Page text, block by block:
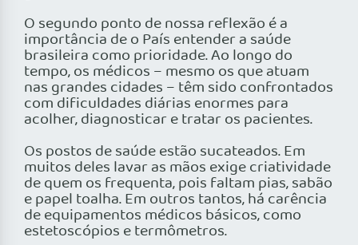
O segundo ponto de nossa reflexão é a
importância de o País entender a saúde
brasileira como prioridade. Ao longo do
tempo, os médicos – mesmo os que atuam
nas grandes cidades – têm sido confrontados
com dificuldades diárias enormes para
acolher, diagnosticar e tratar os pacientes.
Os postos de saúde estão sucateados. Em
muitos deles lavar as mãos exige criatividade
de quem os frequenta, pois faltam pias, sabão
e papel toalha. Em outros tantos, há carência
de equipamentos médicos básicos, como
estetoscópios e termômetros.